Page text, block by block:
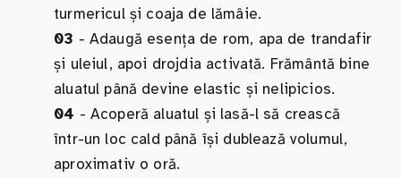
turmericul și coaja de lămâie.
03 - Adaugă esența de rom, apa de trandafir
și uleiul, apoi drojdia activată. Frământă bine
aluatul până devine elastic și nelipicios.
04 - Acoperă aluatul și lasă-l să crească
într-un loc cald până își dublează volumul,
aproximativ o oră.